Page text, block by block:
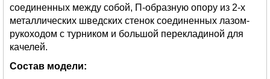
соединенных между собой, П-образную опору из 2-х
металлических шведских стенок соединенных лазом-
рукоходом с турником и большой перекладиной для
качелей.
Состав модели: